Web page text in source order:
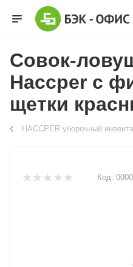
Совок-
Haccper с
щетки
HACCPER уборочный
Код: